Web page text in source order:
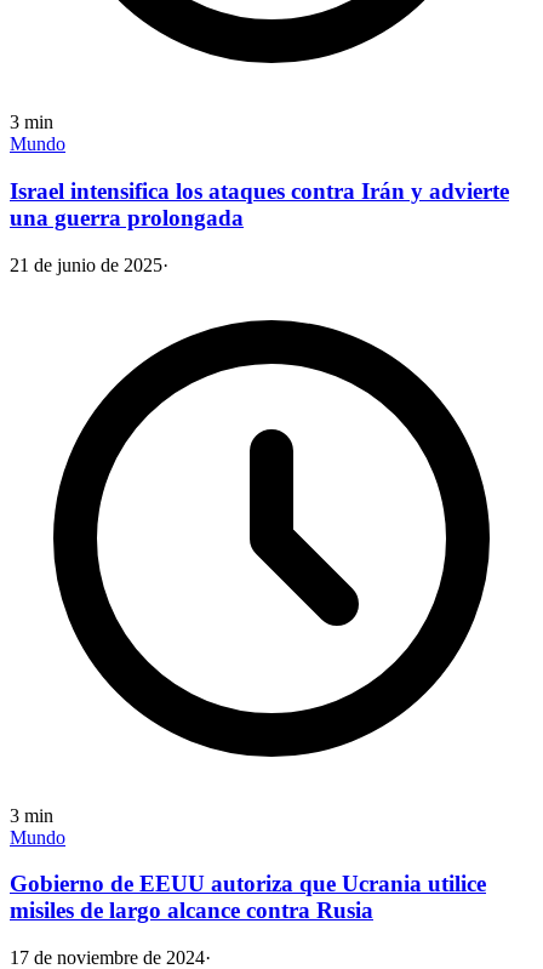
3 min
Mundo
Israel intensifica los ataques contra Irán y advierte
una guerra prolongada
21 de junio de 2025·
3 min
Mundo
Gobierno de EEUU autoriza que Ucrania utilice
misiles de largo alcance contra Rusia
17 de noviembre de 2024·